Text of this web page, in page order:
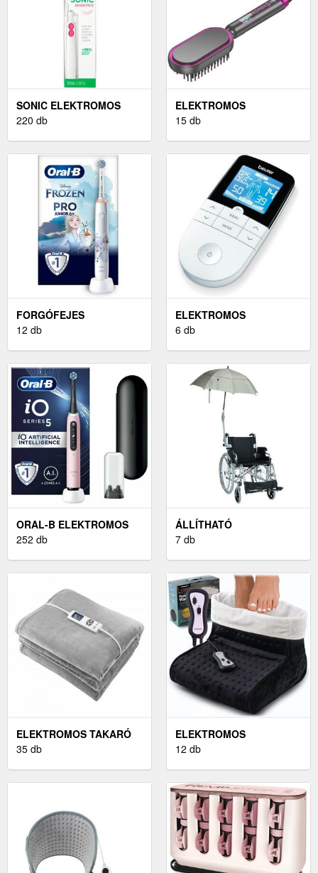
SONIC ELEKTROMOS
FOGKEFE
220 db
ELEKTROMOS
HAJFORMÁZÓ
15 db
FORGÓFEJES
ELEKTROMOS
12 db
ELEKTROMOS
STIMULÁCIÓ
6 db
ORAL-B ELEKTROMOS
FOGKEFÉK
252 db
ÁLLÍTHATÓ
KEREKESSZÉK
7 db
ELEKTROMOS TAKARÓ
35 db
ELEKTROMOS
LÁBMELEGÍTŐK
12 db